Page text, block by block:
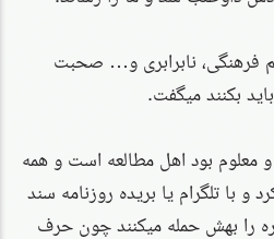
فرهنگی، نابرابری و… صحبت
بکنند میگفت.
بود اهل مطالعه است و همه
با تلگرام یا بریده روزنامه سند
را بهش حمله میکنند چون حرف